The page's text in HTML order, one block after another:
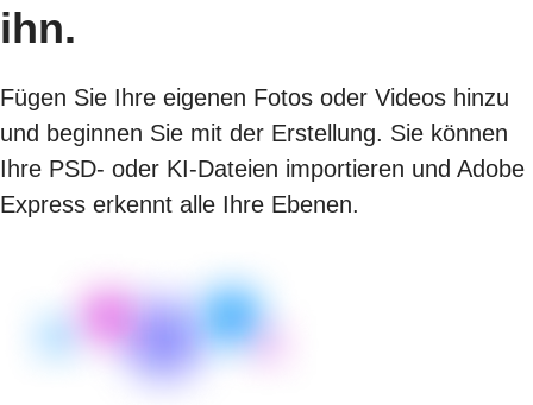
ihn.
Fügen Sie Ihre eigenen Fotos oder Videos hinzu
und beginnen Sie mit der Erstellung. Sie können
Ihre PSD- oder KI-Dateien importieren und Adobe
Express erkennt alle Ihre Ebenen.